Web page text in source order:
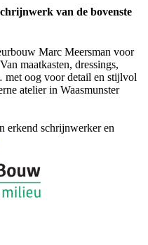
van de bovenste
Marc Meersman voor
maatkasten, dressings,
met oog voor detail en stijlvol
atelier in Waasmunster
erkend schrijnwerker en